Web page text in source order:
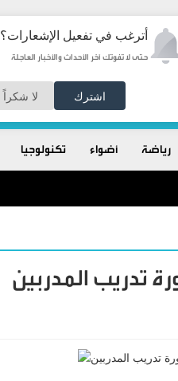
أترغب في تفعيل الإشعارات؟
حتى لا تفوتك آخر الأحداث والأخبار العاجلة
اشترك لا شكراً
رياضة أضواء تكنولوجيا
تدريب المدربين